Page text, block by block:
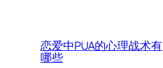
恋爱中PUA的心理战术有
哪些